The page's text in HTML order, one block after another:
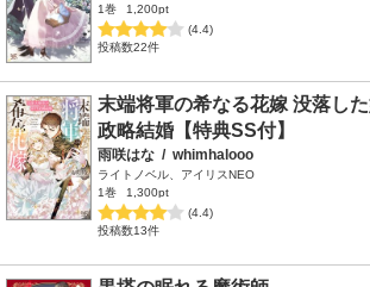
1巻
1,200pt
(4.4)
投稿数22件
末端将軍の希なる花嫁 没落し
政略結婚【特典SS付】
雨咲はな / whimhalooo
ライトノベル、アイリスNEO
1巻
1,300pt
(4.4)
投稿数13件